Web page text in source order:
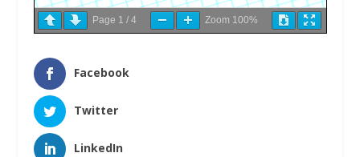
Page 1 /4 Zoom 100%
Facebook
Twitter
LinkedIn